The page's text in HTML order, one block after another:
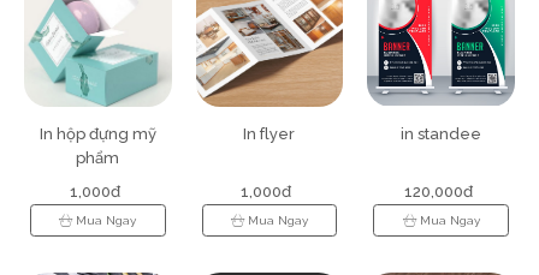
In hộp đựng mỹ
phẩm
1,000đ
Mua Ngay
In flyer
1,000đ
Mua Ngay
in standee
120,000đ
Mua Ngay